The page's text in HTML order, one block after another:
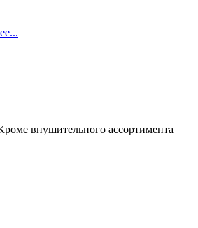
внушительного ассортимента